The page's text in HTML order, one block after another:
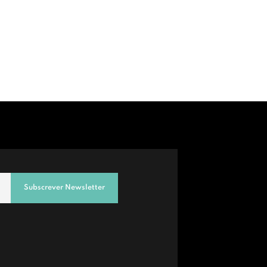
Subscrever Newsletter